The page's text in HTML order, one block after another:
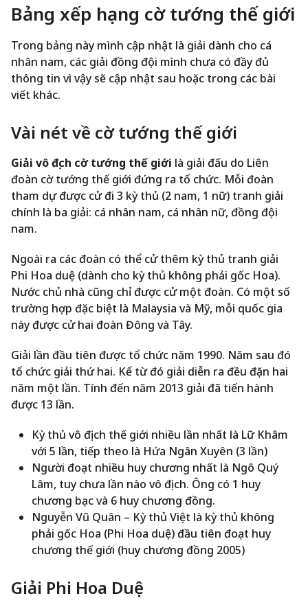
Bảng xếp hạng cờ tướng thế giới
Trong bảng này mình cập nhật là giải dành cho cá
nhân nam, các giải đồng đội mình chưa có đầy đủ
thông tin vì vậy sẽ cập nhật sau hoặc trong các bài
viết khác.
Vài nét về cờ tướng thế giới
Giải vô địch cờ tướng thế giới là giải đấu do Liên
đoàn cờ tướng thế giới đứng ra tổ chức. Mỗi đoàn
tham dự được cử đi 3 kỳ thủ (2 nam, 1 nữ) tranh giải
chính là ba giải: cá nhân nam, cá nhân nữ, đồng đội
nam.
Ngoài ra các đoàn có thể cử thêm kỳ thủ tranh giải
Phi Hoa duệ (dành cho kỳ thủ không phải gốc Hoa).
Nước chủ nhà cũng chỉ được cử một đoàn. Có một số
trường hợp đặc biệt là Malaysia và Mỹ, mỗi quốc gia
này được cử hai đoàn Đông và Tây.
Giải lần đầu tiên được tổ chức năm 1990. Năm sau đó
tổ chức giải thứ hai. Kể từ đó giải diễn ra đều đặn hai
năm một lần. Tính đến năm 2013 giải đã tiến hành
được 13 lần.
Kỳ thủ vô địch thế giới nhiều lần nhất là Lữ Khâm
với 5 lần, tiếp theo là Hứa Ngân Xuyên (3 lần)
Người đoạt nhiều huy chương nhất là Ngô Quý
Lâm, tuy chưa lần nào vô địch. Ông có 1 huy
chương bạc và 6 huy chương đồng.
Nguyễn Vũ Quân – Kỳ thủ Việt là kỳ thủ không
phải gốc Hoa (Phi Hoa duệ) đầu tiên đoạt huy
chương thế giới (huy chương đồng 2005)
Giải Phi Hoa Duệ